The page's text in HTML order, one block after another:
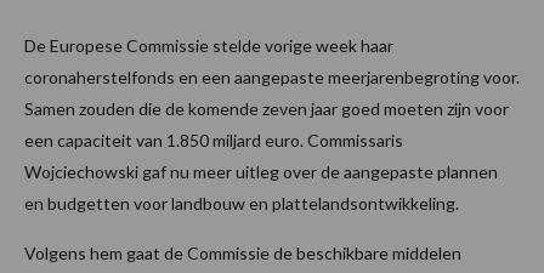
De Europese Commissie stelde vorige week haar
coronaherstelfonds en een aangepaste meerjarenbegroting voor.
Samen zouden die de komende zeven jaar goed moeten zijn voor
een capaciteit van 1.850 miljard euro. Commissaris
Wojciechowski gaf nu meer uitleg over de aangepaste plannen
en budgetten voor landbouw en plattelandsontwikkeling.
Volgens hem gaat de Commissie de beschikbare middelen